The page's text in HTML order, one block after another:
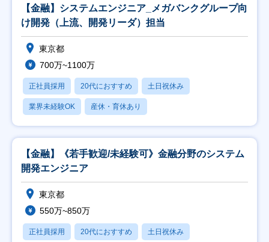
【金融】システムエンジニア_メガバンクグループ向
け開発（上流、開発リーダ）担当
東京都
700万~1100万
正社員採用 20代におすすめ 土日祝休み
業界未経験OK 産休・育休あり
【金融】《若手歓迎/未経験可》金融分野のシステム
開発エンジニア
東京都
550万~850万
正社員採用 20代におすすめ 土日祝休み